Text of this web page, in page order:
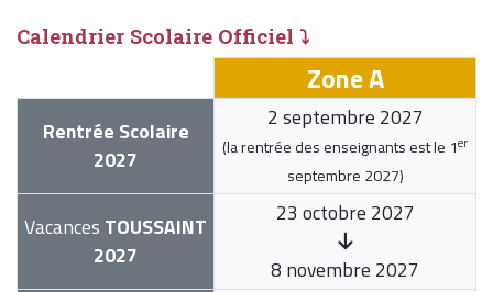
Calendrier Scolaire Officiel ⤵
Zone A
Rentrée Scolaire
2027
2 septembre 2027
(la rentrée des enseignants est le 1er
septembre 2027)
Vacances TOUSSAINT
2027
23 octobre 2027
8 novembre 2027